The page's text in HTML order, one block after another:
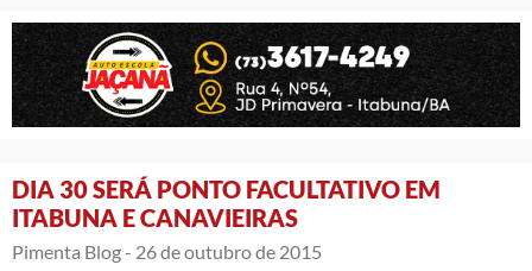
DIA 30 SERÁ PONTO FACULTATIVO EM
ITABUNA E CANAVIEIRAS
Pimenta Blog - 26 de outubro de 2015